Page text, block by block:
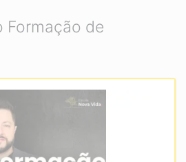
Formação de